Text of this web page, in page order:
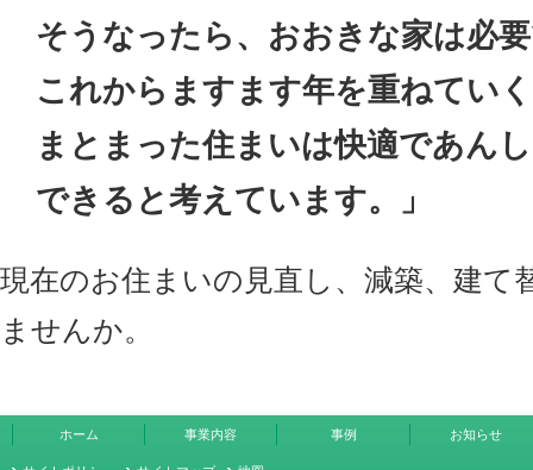
そうなったら、おおきな家は必
これからますます年を重ねてい
まとまった住まいは快適であん
できると考えています。」
現在のお住まいの見直し、減築、建て
ませんか。
ホーム 事業内容 事例 お知らせ